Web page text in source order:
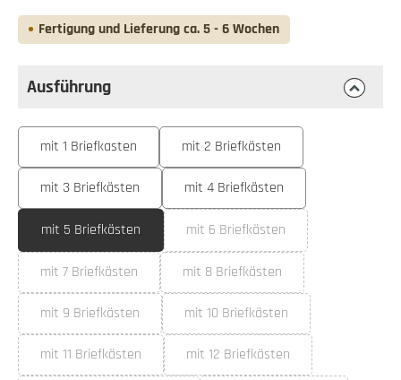
Fertigung und Lieferung ca. 5 - 6 Wochen
Ausführung
Ausführungauswählen
mit 1 Briefkasten mit 2 Briefkästen
mit 3 Briefkästen mit 4 Briefkästen
mit 5 Briefkästen mit 6 Briefkästen
(Diese Option ist zurzeit nicht
mit 7 Briefkästen
(Diese Option ist zurzeit nicht verfügbar.)
mit 8 Briefkästen
(Diese Option ist zurzeit nicht
mit 9 Briefkästen
(Diese Option ist zurzeit nicht verfügbar.)
mit 10 Briefkästen
(Diese Option ist zurzeit nicht
mit 11 Briefkästen
(Diese Option ist zurzeit nicht verfügbar.)
mit 12 Briefkästen
(Diese Option ist zurzeit nicht